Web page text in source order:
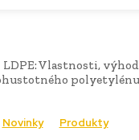
LDPE: Vlastnosti,
polyetylénu
Novinky Produkty